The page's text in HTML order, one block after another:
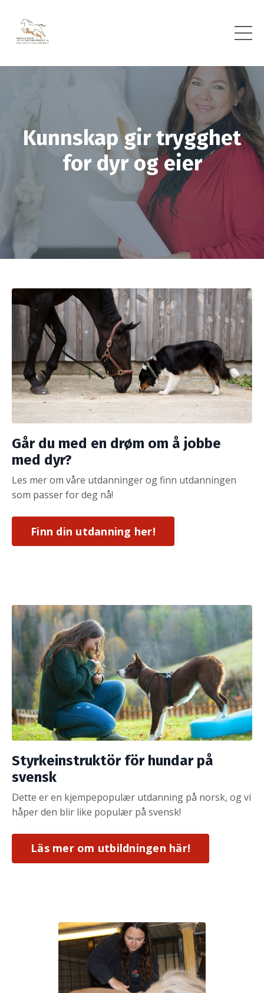
Kunnskap gir trygghet
for dyr og eier
Går du med en drøm om å jobbe
med dyr?
Les mer om våre utdanninger og finn utdanningen
som passer for deg nå!
Finn din utdanning her!
Styrkeinstruktör för hundar på
svensk
Dette er en kjempepopulær utdanning på norsk, og vi
håper den blir like populær på svensk!
Läs mer om utbildningen här!